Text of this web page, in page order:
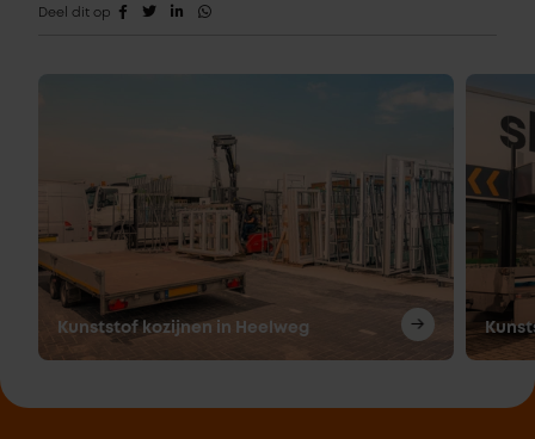
Deel dit op
Kunststof kozijnen in Heelweg